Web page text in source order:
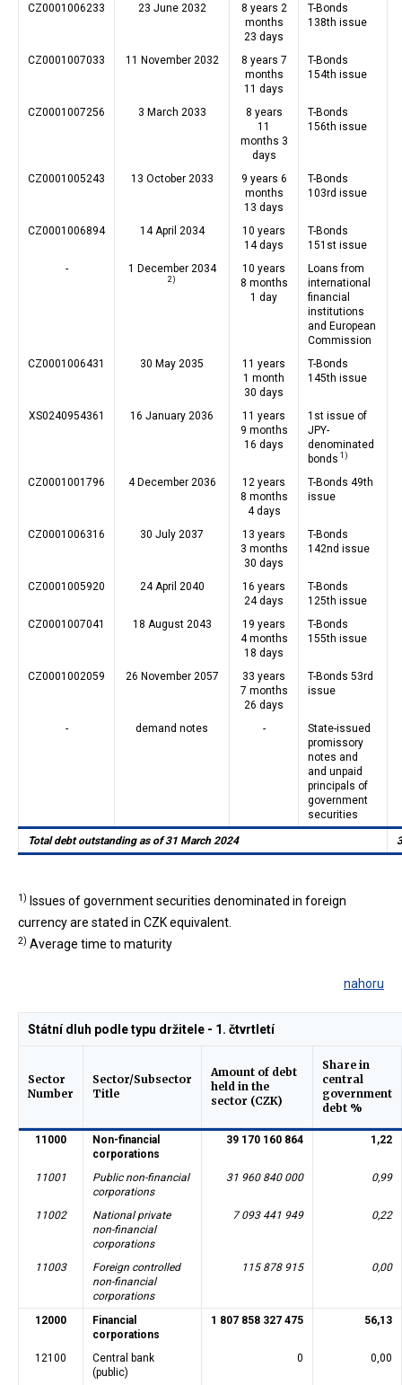
CZ0001006233
23 June 2032
8 years 2
months
23 days
T-Bonds
138th issue
CZ0001007033 11 November 2032
8 years 7
months
11 days
T-Bonds
154th issue
CZ0001007256 3 March 2033
8 years
11
months 3
days
T-Bonds
156th issue
CZ0001005243 13 October 2033
9 years 6
months
13 days
T-Bonds
103rd issue
CZ0001006894 14 April 2034
10 years
14 days
T-Bonds
151st issue
-
1 December 2034
2)
10 years
8 months
1 day
Loans from
international
financial
institutions
and European
Commission
CZ0001006431
30 May 2035
11 years
1 month
30 days
T-Bonds
145th issue
XS0240954361 16 January 2036
11 years
9 months
16 days
1st issue of
JPY-
denominated
bonds 1)
CZ0001001796 4 December 2036
12 years
8 months
4 days
T-Bonds 49th
issue
CZ0001006316 30 July 2037
13 years
3 months
30 days
T-Bonds
142nd issue
CZ0001005920 24 April 2040
16 years
24 days
T-Bonds
125th issue
CZ0001007041
18 August 2043
19 years
4 months
18 days
T-Bonds
155th issue
CZ0001002059 26 November 2057
33 years
7 months
26 days
T-Bonds 53rd
issue
- demand notes -
State-issued
promissory
notes and
and unpaid
principals of
government
securities
Total debt outstanding as of 31 March 2024
1) Issues of government securities denominated in foreign
currency are stated in CZK equivalent.
2) Average time to maturity
nahoru
Sector
Number
Sector/Subsector
Title
Amount of debt
held in the
sector (CZK)
Share in
central
government
debt %
Státní dluh podle typu držitele - 1. čtvrtletí
11000
Non-financial
corporations
39 170 160 864 1,22
11001
Public non-financial
corporations
31 960 840 000 0,99
11002
National private
non-financial
corporations
7 093 441 949 0,22
11003
Foreign controlled
non-financial
corporations
115 878 915 0,00
12000
Financial
corporations
1 807 858 327 475 56,13
12100
Central bank
(public)
0 0,00